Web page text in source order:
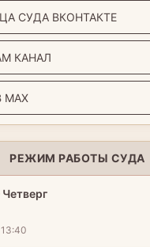
СУДА ВКОНТАКТЕ
КАНАЛ
РЕЖИМ РАБОТЫ СУДА